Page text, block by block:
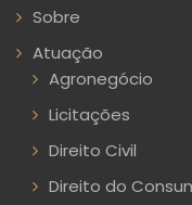
Sobre
Atuação
Agronegócio
Licitações
Direito Civil
Direito do